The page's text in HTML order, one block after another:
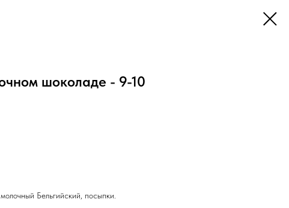
шоколаде - 9-10
Бельгийский, посыпки.